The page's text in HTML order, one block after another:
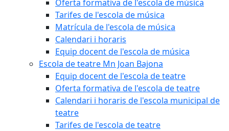
Oferta formativa de l'escola de música
Tarifes de l'escola de música
Matrícula de l'escola de música
Calendari i horaris
Equip docent de l'escola de música
Escola de teatre Mn Joan Bajona
Equip docent de l'escola de teatre
Oferta formativa de l'escola de teatre
Calendari i horaris de l'escola municipal de
teatre
Tarifes de l'escola de teatre